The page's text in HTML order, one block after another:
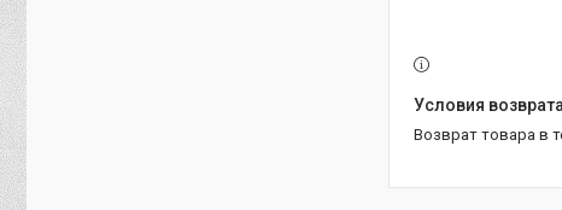
возврат товара в